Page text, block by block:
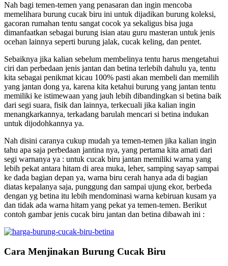
Nah bagi temen-temen yang penasaran dan ingin mencoba
memelihara burung cucak biru ini untuk dijadikan burung koleksi,
gacoran rumahan tentu sangat cocok ya sekaligus bisa juga
dimanfaatkan sebagai burung isian atau guru masteran untuk jenis
ocehan lainnya seperti burung jalak, cucak keling, dan pentet.
Sebaiknya jika kalian sebelum membelinya tentu harus mengetahui
ciri dan perbedaan jenis jantan dan betina terlebih dahulu ya, tentu
kita sebagai penikmat kicau 100% pasti akan membeli dan memilih
yang jantan dong ya, karena kita ketahui burung yang jantan tentu
memiliki ke istimewaan yang jauh lebih dibandingkan si betina baik
dari segi suara, fisik dan lainnya, terkecuali jika kalian ingin
menangkarkannya, terkadang barulah mencari si betina indukan
untuk dijodohkannya ya.
Nah disini caranya cukup mudah ya temen-temen jika kalian ingin
tahu apa saja perbedaan jantina nya, yang pertama kita amati dari
segi warnanya ya : untuk cucak biru jantan memiliki warna yang
lebih pekat antara hitam di area muka, leher, samping sayap sampai
ke dada bagian depan ya, warna biru cerah hanya ada di bagian
diatas kepalanya saja, punggung dan sampai ujung ekor, berbeda
dengan yg betina itu lebih mendominasi warna kebiruan kusam ya
dan tidak ada warna hitam yang pekat ya temen-temen. Berikut
contoh gambar jenis cucak biru jantan dan betina dibawah ini :
Cara Menjinakan Burung Cucak Biru